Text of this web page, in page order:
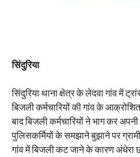
सिंदुरिया
सिंदुरिया थाना क्षेत्र के लेदवा गांव में
बिजली कर्मचारियों की गांव के
बाद बिजली कर्मचारियों ने भाग कर
पुलिसकर्मियों के समझाने बुझाने पर
गांव में बिजली कट जाने के कारण अंधेरा